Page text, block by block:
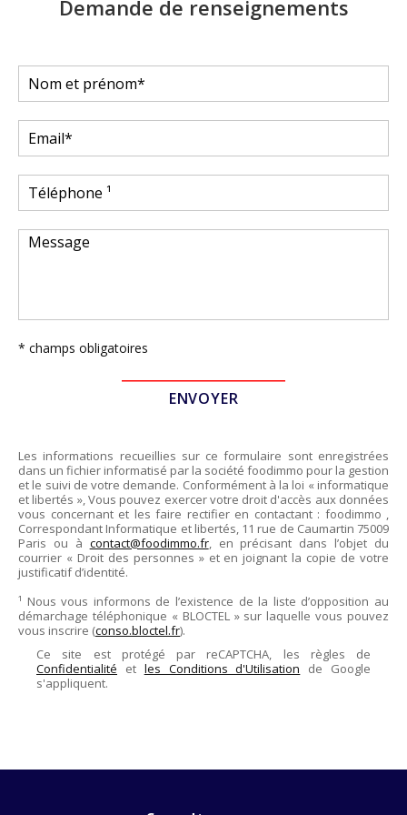
Demande de renseignements
* champs obligatoires
Les informations recueillies sur ce formulaire sont enregistrées
dans un fichier informatisé par la société foodimmo pour la gestion
et le suivi de votre demande. Conformément à la loi « informatique
et libertés », Vous pouvez exercer votre droit d'accès aux données
vous concernant et les faire rectifier en contactant : foodimmo ,
Correspondant Informatique et libertés, 11 rue de Caumartin 75009
Paris ou à contact@foodimmo.fr, en précisant dans l’objet du
courrier « Droit des personnes » et en joignant la copie de votre
justificatif d’identité.
¹ Nous vous informons de l’existence de la liste d’opposition au
démarchage téléphonique « BLOCTEL » sur laquelle vous pouvez
vous inscrire (conso.bloctel.fr).
Ce site est protégé par reCAPTCHA, les règles de
Confidentialité et les Conditions d'Utilisation de Google
s'appliquent.